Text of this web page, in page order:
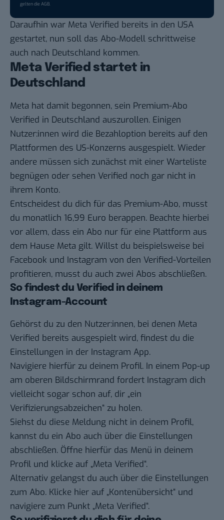
gelten dieAGB.
Daraufhin war Meta Verified bereits in den USA
gestartet, nun soll das Abo-Modell schrittweise
auch nach Deutschland kommen.
Meta Verified startet in
Deutschland
Meta hat damit begonnen, sein Premium-Abo
Verified in Deutschland auszurollen. Einigen
Nutzer:innen wird die Bezahloption bereits auf den
Plattformen des US-Konzerns ausgespielt. Wieder
andere müssen sich zunächst mit einer Warteliste
begnügen oder sehen Verified noch gar nicht in
ihrem Konto.
Entscheidest du dich für das Premium-Abo, musst
du monatlich 16,99 Euro berappen. Beachte hierbei
vor allem, dass ein Abo nur für eine Plattform aus
dem Hause Meta gilt. Willst du beispielsweise bei
Facebook und Instagram von den Verified-Vorteilen
profitieren, musst du auch zwei Abos abschließen.
So findest du Verified in deinem
Instagram-Account
Gehörst du zu den Nutzer:innen, bei denen Meta
Verified bereits ausgespielt wird, findest du die
Einstellungen in der Instagram App.
Navigiere hierfür zu deinem Profil. In einem Pop-up
am oberen Bildschirmrand fordert Instagram dich
vielleicht sogar schon auf, dir „ein
Verifizierungsabzeichen“ zu holen.
Siehst du diese Meldung nicht in deinem Profil,
kannst du ein Abo auch über die Einstellungen
abschließen. Öffne hierfür das Menü in deinem
Profil und klicke auf „Meta Verified“.
Alternativ gelangst du auch über die Einstellungen
zum Abo. Klicke hier auf „Kontenübersicht“ und
navigiere zum Punkt „Meta Verified“.